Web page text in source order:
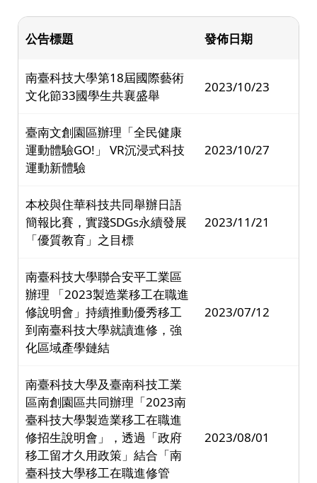
公告標題 發佈日期
南臺科技大學第18屆國際藝術
文化節33國學生共襄盛舉
2023/10/23
臺南文創園區辦理「全民健康
運動體驗GO!」 VR沉浸式科技
運動新體驗
2023/10/27
本校與住華科技共同舉辦日語
簡報比賽，實踐SDGs永續發展
「優質教育」之目標
2023/11/21
南臺科技大學聯合安平工業區
辦理 「2023製造業移工在職進
修說明會」持續推動優秀移工
到南臺科技大學就讀進修，強
化區域產學鏈結
2023/07/12
南臺科技大學及臺南科技工業
區南創園區共同辦理「2023南
臺科技大學製造業移工在職進
修招生說明會」，透過「政府
移工留才久用政策」結合「南
臺科技大學移工在職進修管
2023/08/01